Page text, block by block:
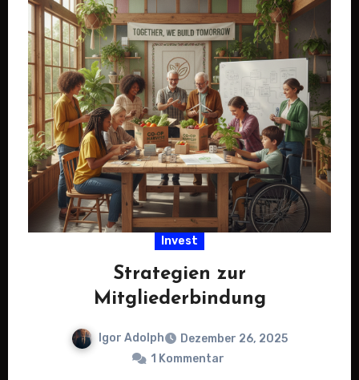
Invest
Strategien zur
Mitgliederbindung
Igor Adolph
Dezember 26, 2025
1 Kommentar